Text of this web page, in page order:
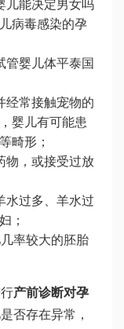
儿能决定男女吗
病毒感染的孕
管婴儿体平泰国
经常接触宠物的
婴儿有可能患
畸形；
物，或接受过放
水过多、羊水过
；
率较大的胚胎
产前诊断对孕
否存在异常，